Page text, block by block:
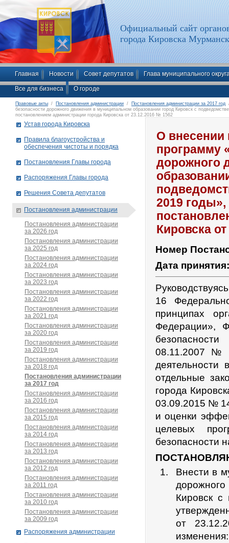
Официальный сайт
города Кировска
Главная Новости Совет депутатов Глава муниципального
Все для бизнеса О городе
Правовые акты / Постановления администрации / Постановления администрации за 2017 год
безопасности дорожного движения в муниципальном образовании город Кировск с
постановлением администрации города Кировска от 23.12.2016 № 1562
О внесении
программу
дорожного
2019
Кировска
Номер
Дата
16
принципах
Федерации»,
08.11.2007 №
отдельные
города
03.09.2015 №
и оценки
целевых
безопасности
Внести в
Кировск с
от
изменения:
Устав города Кировска
Правила благоустройства и
обеспечения чистоты и порядка
Постановления Главы города
Распоряжения Главы города
Решения Совета депутатов
Постановления администрации
Постановления администрации
за 2026 год
Постановления администрации
за 2025 год
Постановления администрации
за 2024 год
Постановления администрации
за 2023 год
Постановления администрации
за 2022 год
Постановления администрации
за 2021 год
Постановления администрации
за 2020 год
Постановления администрации
за 2019 год
Постановления администрации
за 2018 год
Постановления администрации
за 2017 год
Постановления администрации
за 2016 год
Постановления администрации
за 2015 год
Постановления администрации
за 2014 год
Постановления администрации
за 2013 год
Постановления администрации
за 2012 год
Постановления администрации
за 2011 год
Постановления администрации
за 2010 год
Постановления администрации
за 2009 год
Распоряжения администрации